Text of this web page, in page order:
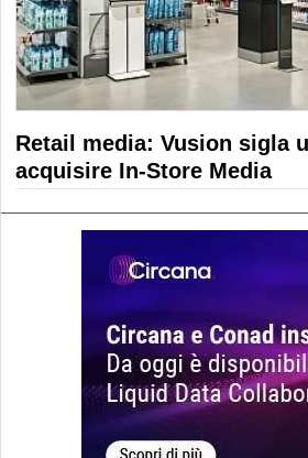
Retail media: Vusion sigla
acquisire In-Store Media